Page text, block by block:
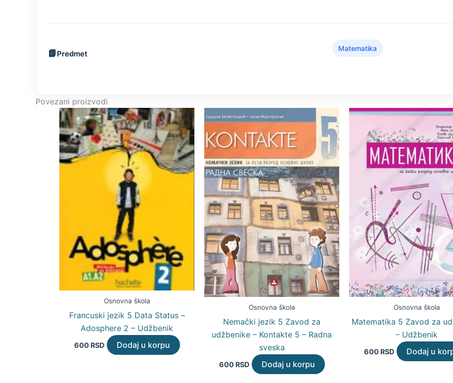
Predmet
Matematika
Povezani proizvodi
Osnovna škola
Francuski jezik 5 Data Status –
Adosphere 2 – Udžbenik
600 RSD Dodaj u korpu
Osnovna škola
Nemački jezik 5 Zavod za
udžbenike – Kontakte 5 – Radna
sveska
600 RSD Dodaj u korpu
Osnovna škola
Matematika 5 Zavod za
– Udžbenik
600 RSD Dodaj u